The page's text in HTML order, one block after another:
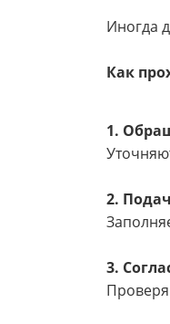
Иногда
Как
1.
2.
3.